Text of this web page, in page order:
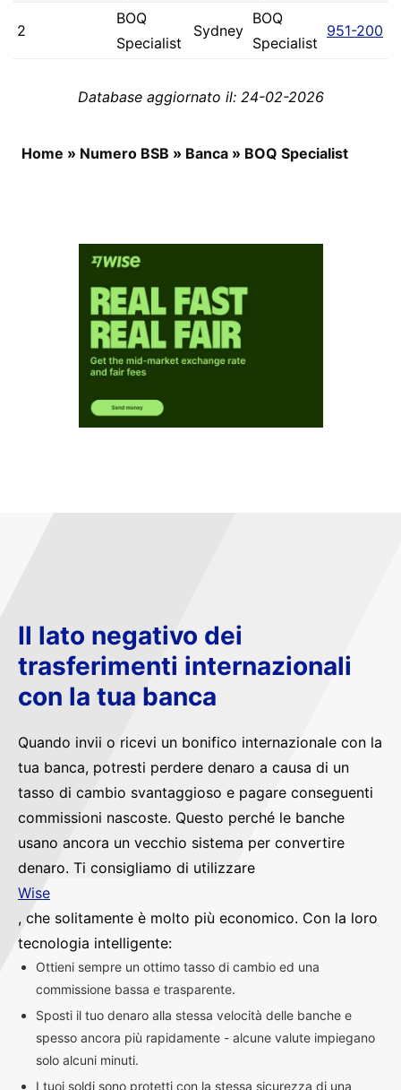
2
BOQ
Specialist
Sydney
BOQ
Specialist
951-200
Database aggiornato il: 24-02-2026
Home » Numero BSB » Banca » BOQ Specialist
Il lato negativo dei
trasferimenti internazionali
con la tua banca
Quando invii o ricevi un bonifico internazionale con la
tua banca, potresti perdere denaro a causa di un
tasso di cambio svantaggioso e pagare conseguenti
commissioni nascoste. Questo perché le banche
usano ancora un vecchio sistema per convertire
denaro. Ti consigliamo di utilizzare
Wise
, che solitamente è molto più economico. Con la loro
tecnologia intelligente:
Ottieni sempre un ottimo tasso di cambio ed una
commissione bassa e trasparente.
Sposti il tuo denaro alla stessa velocità delle banche e
spesso ancora più rapidamente - alcune valute impiegano
solo alcuni minuti.
I tuoi soldi sono protetti con la stessa sicurezza di una